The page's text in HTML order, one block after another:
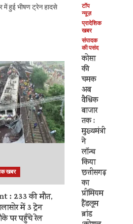
में हुई भीषण ट्रेन हादसे
खबर
: 233 की मौत,
में 3 ट्रेन
पर पहुँचे रेल
टॉप
न्यूज़
प्रादेशिक
खबर
संपादक
की पसंद
कोसा
की
चमक
अब
वैश्विक
बाजार
तक :
मुख्यमंत्री
ने
लॉन्च
किया
छत्तीसगढ़
का
प्रीमियम
हैंडलूम
ब्रांड